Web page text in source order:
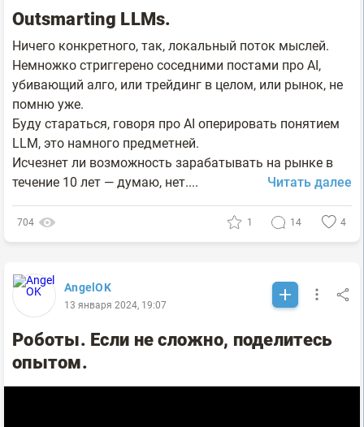
Outsmarting LLMs.
Ничего конкретного, так, локальный поток мыслей.
Немножко стриггерено соседними постами про AI,
убивающий алго, или трейдинг в целом, или рынок, не
помню уже.
Буду стараться, говоря про AI оперировать понятием
LLM, это намного предметней.
Исчезнет ли возможность зарабатывать на рынке в
течение 10 лет — думаю, нет....
Читать далее
704 1 14 4
AngelOK
13 января 2024, 19:07
Роботы. Если не сложно, поделитесь
опытом.